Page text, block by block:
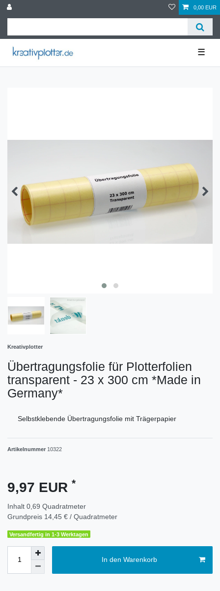
0,00 EUR
☰
Kreativplotter
Übertragungsfolie für Plotterfolien
transparent - 23 x 300 cm *Made in
Germany*
Selbstklebende Übertragungsfolie mit Trägerpapier
Artikelnummer 10322
9,97 EUR *
Inhalt 0,69 Quadratmeter
Grundpreis 14,45 € / Quadratmeter
Versandfertig in 1-3 Werktagen
In den Warenkorb